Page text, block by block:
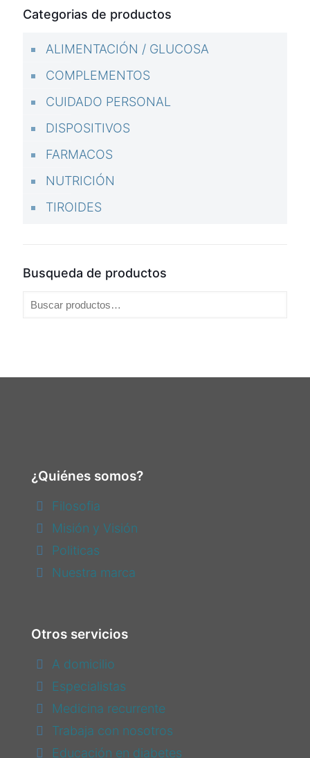
Categorias de productos
ALIMENTACIÓN / GLUCOSA
COMPLEMENTOS
CUIDADO PERSONAL
DISPOSITIVOS
FARMACOS
NUTRICIÓN
TIROIDES
Busqueda de productos
¿Quiénes somos?
Filosofia
Misión y Visión
Politicas
Nuestra marca
Otros servicios
A domicilio
Especialistas
Medicina recurrente
Trabaja con nosotros
Educación en diabetes